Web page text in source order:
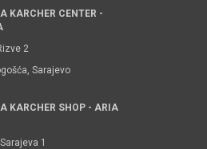
KARCHER CENTER -
2
Sarajevo
KARCHER SHOP - ARIA
1